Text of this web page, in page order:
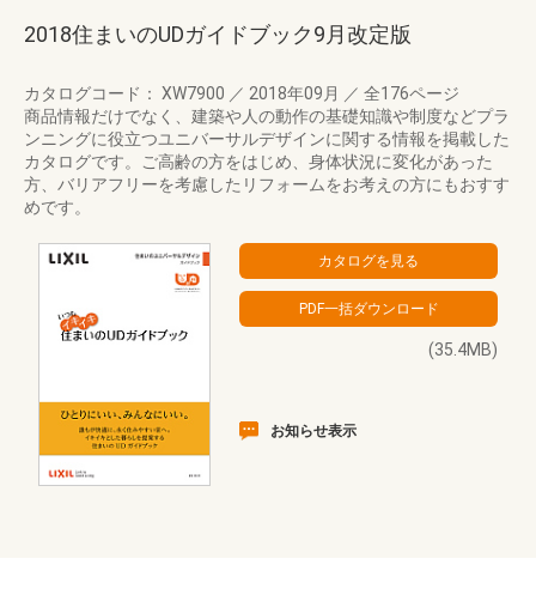
2018住まいのUDガイドブック9月改定版
カタログコード： XW7900 ／ 2018年09月 ／ 全176ページ
商品情報だけでなく、建築や人の動作の基礎知識や制度などプラ
ンニングに役立つユニバーサルデザインに関する情報を掲載した
カタログです。ご高齢の方をはじめ、身体状況に変化があった
方、バリアフリーを考慮したリフォームをお考えの方にもおすす
めです。
(35.4MB)
お知らせ表示